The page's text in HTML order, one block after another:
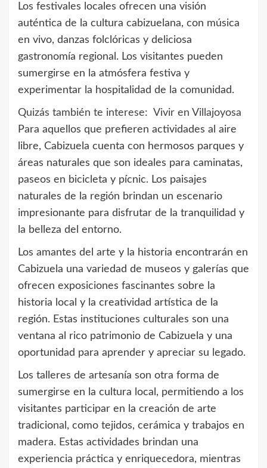
Los festivales locales ofrecen una visión
auténtica de la cultura cabizuelana, con música
en vivo, danzas folclóricas y deliciosa
gastronomía regional. Los visitantes pueden
sumergirse en la atmósfera festiva y
experimentar la hospitalidad de la comunidad.
Quizás también te interese: Vivir en Villajoyosa
Para aquellos que prefieren actividades al aire
libre, Cabizuela cuenta con hermosos parques y
áreas naturales que son ideales para caminatas,
paseos en bicicleta y pícnic. Los paisajes
naturales de la región brindan un escenario
impresionante para disfrutar de la tranquilidad y
la belleza del entorno.
Los amantes del arte y la historia encontrarán en
Cabizuela una variedad de museos y galerías que
ofrecen exposiciones fascinantes sobre la
historia local y la creatividad artística de la
región. Estas instituciones culturales son una
ventana al rico patrimonio de Cabizuela y una
oportunidad para aprender y apreciar su legado.
Los talleres de artesanía son otra forma de
sumergirse en la cultura local, permitiendo a los
visitantes participar en la creación de arte
tradicional, como tejidos, cerámica y trabajos en
madera. Estas actividades brindan una
experiencia práctica y enriquecedora, mientras